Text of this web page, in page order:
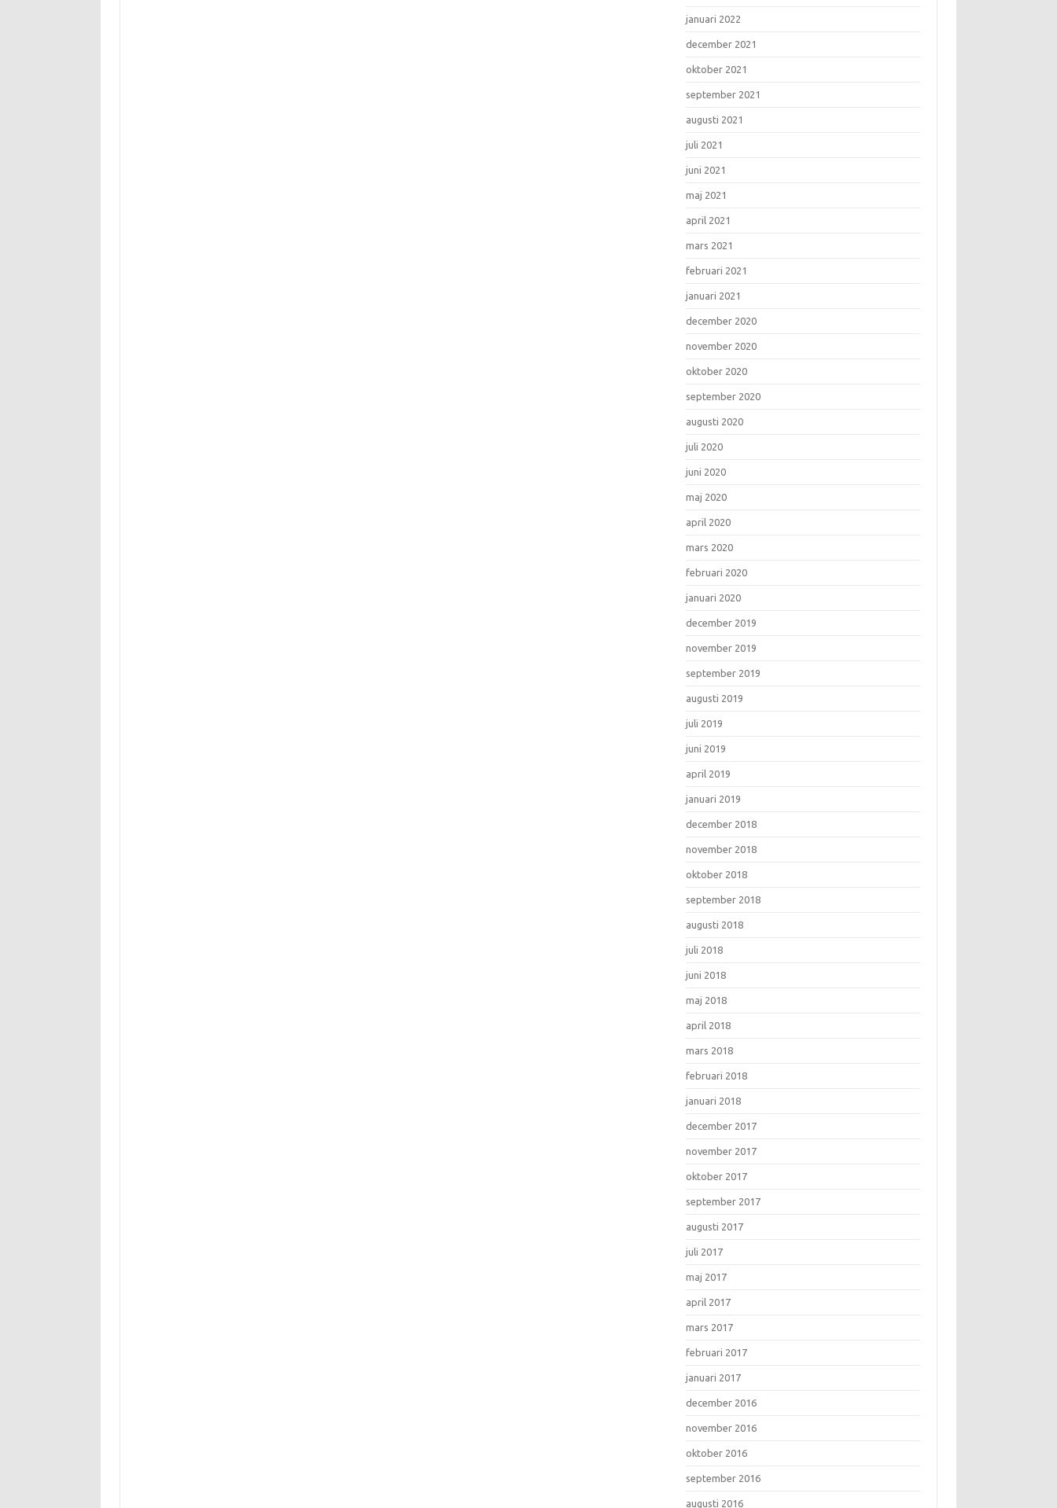
januari 2022
december 2021
oktober 2021
september 2021
augusti 2021
juli 2021
juni 2021
maj 2021
april 2021
mars 2021
februari 2021
januari 2021
december 2020
november 2020
oktober 2020
september 2020
augusti 2020
juli 2020
juni 2020
maj 2020
april 2020
mars 2020
februari 2020
januari 2020
december 2019
november 2019
september 2019
augusti 2019
juli 2019
juni 2019
april 2019
januari 2019
december 2018
november 2018
oktober 2018
september 2018
augusti 2018
juli 2018
juni 2018
maj 2018
april 2018
mars 2018
februari 2018
januari 2018
december 2017
november 2017
oktober 2017
september 2017
augusti 2017
juli 2017
maj 2017
april 2017
mars 2017
februari 2017
januari 2017
december 2016
november 2016
oktober 2016
september 2016
augusti 2016